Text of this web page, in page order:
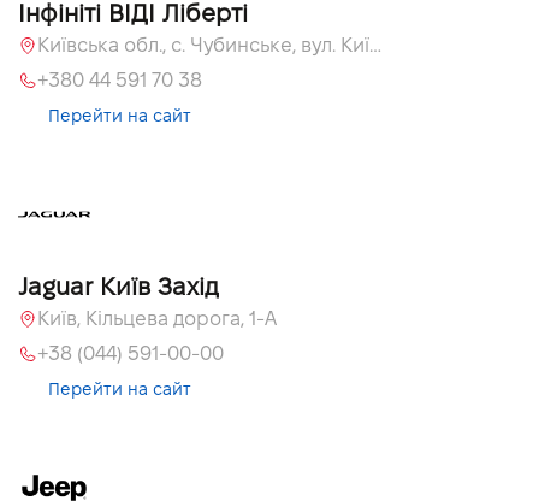
Інфініті ВІДІ Ліберті
Київська обл., c. Чубинське, вул. Київська, 51
+380 44 591 70 38
Перейти на сайт
Jaguar Київ Захід
Київ, Кільцева дорога, 1-А
+38 (044) 591-00-00
Перейти на сайт